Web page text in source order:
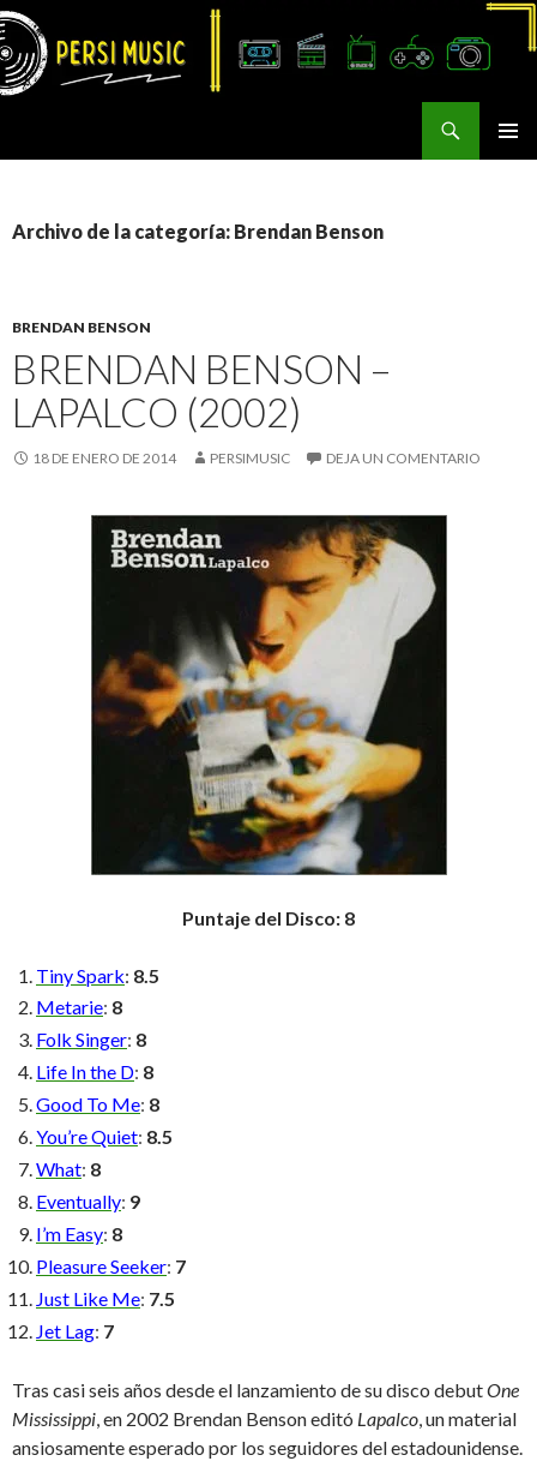
Archivo de la categoría: Brendan Benson
BRENDAN BENSON
BRENDAN BENSON –
LAPALCO (2002)
18 DE ENERO DE 2014 PERSIMUSIC DEJA UN COMENTARIO
Puntaje del Disco: 8
Tiny Spark: 8.5
Metarie: 8
Folk Singer: 8
Life In the D: 8
Good To Me: 8
You’re Quiet: 8.5
What: 8
Eventually: 9
I’m Easy: 8
Pleasure Seeker: 7
Just Like Me: 7.5
Jet Lag: 7
Tras casi seis años desde el lanzamiento de su disco debutOne
Mississippi, en 2002 Brendan Benson editó Lapalco, un material
ansiosamente esperado por los seguidores del estadounidense.